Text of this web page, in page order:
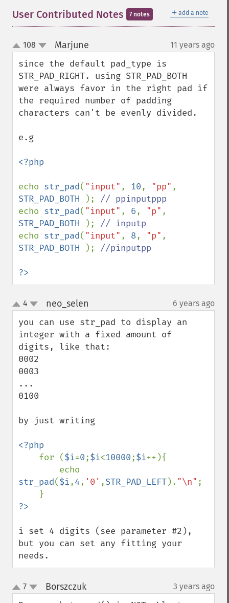
＋ add a note
User Contributed Notes 7 notes
up
down
108 Marjune 11 years ago
since the default pad_type is
STR_PAD_RIGHT. using STR_PAD_BOTH
were always favor in the right pad if
the required number of padding
characters can't be evenly divided.
e.g
<?php
echo str_pad( "input" , 10, "pp"
STR_PAD_BOTH
);
echo str_pad( "input" , 6, "p"
STR_PAD_BOTH
);
echo str_pad( "input" , 8, "p"
STR_PAD_BOTH
); //pinputpp
?>
up
down
4 neo_selen 6 years ago
you can use str_pad to display an
integer with a fixed amount of
digits, like that:
0002
0003
...
0100
by just writing
<?php
for ($i=0;$i<10000;$i++){
str_pad($i,4, '0' ,STR_PAD_LEFT). "\n" ;
i set 4 digits (see parameter #2),
but you can set any fitting your
needs.
up
down
7 Borszczuk¶ 3 years ago